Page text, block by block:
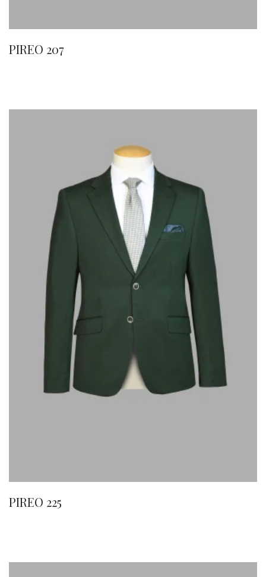
PIREO 207
PIREO 225